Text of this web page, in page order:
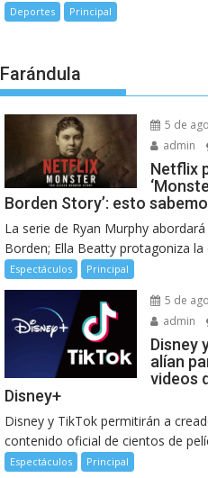
Deportes Principal
Farándula
5 de
admin
Netflix
Borden Story’: esto
La serie de Ryan Murphy
Borden; Ella Beatty protagoniza la
Espectáculos Principal
5 de
admin
Disney
alían
videos
Disney+
Disney y TikTok permitirán a
contenido oficial de cientos de
Espectáculos Principal